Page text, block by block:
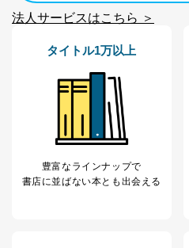
法人サービスはこちら ＞
タイトル1万以上
豊富なラインナップで
書店に並ばない本とも出会える